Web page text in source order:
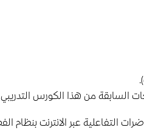
السابقة من هذا الكورس التدريبي
التفاعلية عبر الانترنت بنظام